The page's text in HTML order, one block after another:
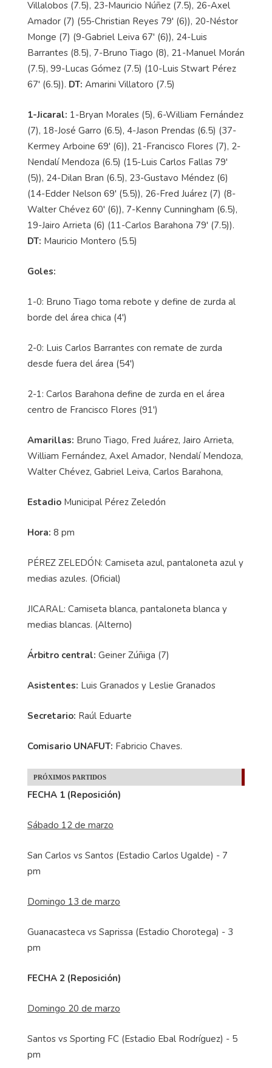
Villalobos (7.5), 23-Mauricio Núñez (7.5), 26-Axel
Amador (7) (55-Christian Reyes 79' (6)), 20-Néstor
Monge (7) (9-Gabriel Leiva 67' (6)), 24-Luis
Barrantes (8.5), 7-Bruno Tiago (8), 21-Manuel Morán
(7.5), 99-Lucas Gómez (7.5) (10-Luis Stwart Pérez
67' (6.5)). DT: Amarini Villatoro (7.5)
1-Jicaral: 1-Bryan Morales (5), 6-William Fernández
(7), 18-José Garro (6.5), 4-Jason Prendas (6.5) (37-
Kermey Arboine 69' (6)), 21-Francisco Flores (7), 2-
Nendalí Mendoza (6.5) (15-Luis Carlos Fallas 79'
(5)), 24-Dilan Bran (6.5), 23-Gustavo Méndez (6)
(14-Edder Nelson 69' (5.5)), 26-Fred Juárez (7) (8-
Walter Chévez 60' (6)), 7-Kenny Cunningham (6.5),
19-Jairo Arrieta (6) (11-Carlos Barahona 79' (7.5)).
DT: Mauricio Montero (5.5)
Goles:
1-0: Bruno Tiago toma rebote y define de zurda al
borde del área chica (4')
2-0: Luis Carlos Barrantes con remate de zurda
desde fuera del área (54')
2-1: Carlos Barahona define de zurda en el área
centro de Francisco Flores (91')
Amarillas: Bruno Tiago, Fred Juárez, Jairo Arrieta,
William Fernández, Axel Amador, Nendalí Mendoza,
Walter Chévez, Gabriel Leiva, Carlos Barahona,
Estadio Municipal Pérez Zeledón
Hora: 8 pm
PÉREZ ZELEDÓN: Camiseta azul, pantaloneta azul y
medias azules. (Oficial)
JICARAL: Camiseta blanca, pantaloneta blanca y
medias blancas. (Alterno)
Árbitro central: Geiner Zúñiga (7)
Asistentes: Luis Granados y Leslie Granados
Secretario: Raúl Eduarte
Comisario UNAFUT: Fabricio Chaves.
PRÓXIMOS PARTIDOS
FECHA 1 (Reposición)
Sábado 12 de marzo
San Carlos vs Santos (Estadio Carlos Ugalde) - 7
pm
Domingo 13 de marzo
Guanacasteca vs Saprissa (Estadio Chorotega) - 3
pm
FECHA 2 (Reposición)
Domingo 20 de marzo
Santos vs Sporting FC (Estadio Ebal Rodríguez) - 5
pm